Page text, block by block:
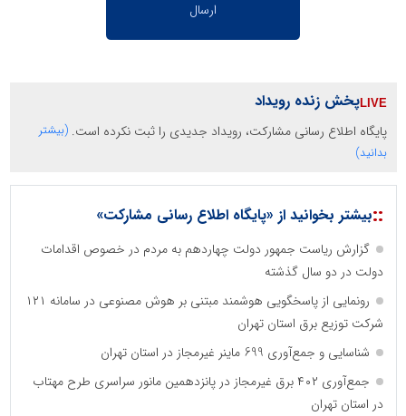
پخش زنده رویداد
پایگاه اطلاع رسانی مشارکت، رویداد جدیدی را ثبت نکرده است. (بیشتر
بدانید)
::بیشتر بخوانید از «پایگاه اطلاع رسانی مشارکت»
گزارش ریاست جمهور دولت چهاردهم به مردم در خصوص اقدامات
دولت در دو سال گذشته
رونمایی از پاسخگویی هوشمند مبتنی بر هوش مصنوعی در سامانه ۱۲۱
شرکت توزیع برق استان تهران
شناسایی و جمع‌آوری 699 ماینر غیرمجاز در استان تهران
جمع‌آوری ۴۰۲ برق غیرمجاز در پانزدهمین مانور سراسری طرح مهتاب
در استان تهران